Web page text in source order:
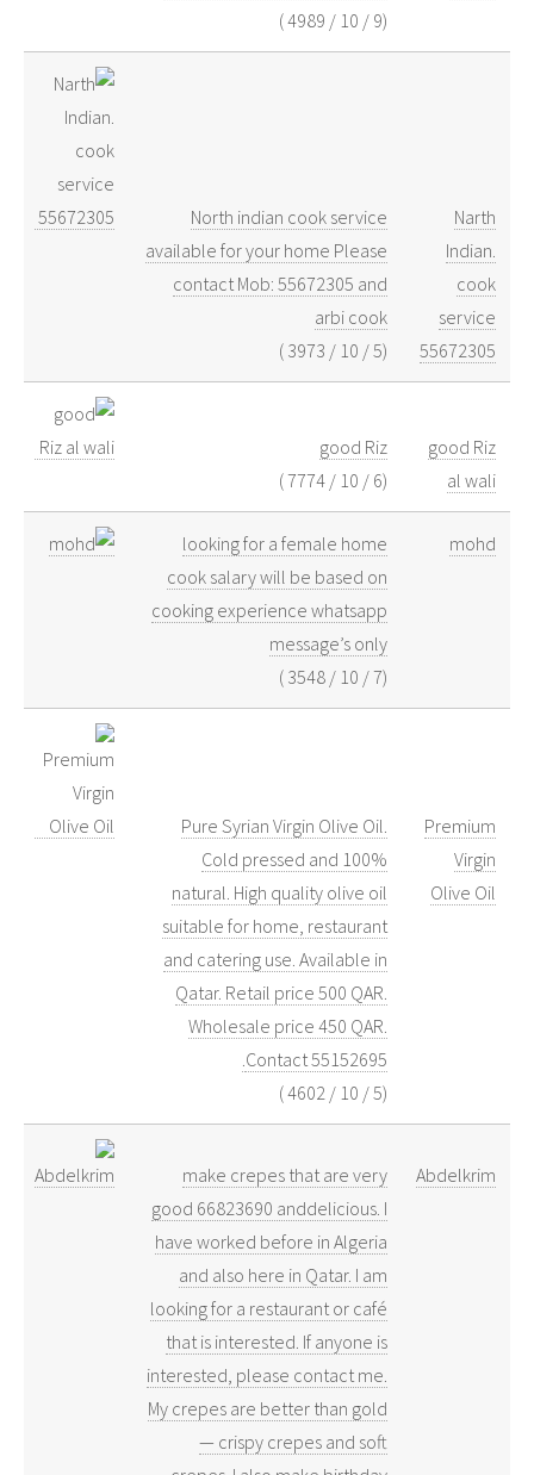
(
9
/
10
/
4989
)
Narth
Indian.
cook
service
55672305
North indian cook service
available for your home Please
contact Mob: 55672305 and
arbi cook
(
5
/
10
/
3973
)
good Riz
al wali
good Riz
(
6
/
10
/
7774
)
mohd
looking for a female home
cook salary will be based on
cooking experience whatsapp
message’s only
(
7
/
10
/
3548
)
Premium
Virgin
Olive Oil
Pure Syrian Virgin Olive Oil.
Cold pressed and 100%
natural. High quality olive oil
suitable for home, restaurant
and catering use. Available in
Qatar. Retail price 500 QAR.
Wholesale price 450 QAR.
Contact 55152695.
(
5
/
10
/
4602
)
Abdelkrim
make crepes that are very
good 66823690 anddelicious. I
have worked before in Algeria
and also here in Qatar. I am
looking for a restaurant or café
that is interested. If anyone is
interested, please contact me.
My crepes are better than gold
— crispy crepes and soft